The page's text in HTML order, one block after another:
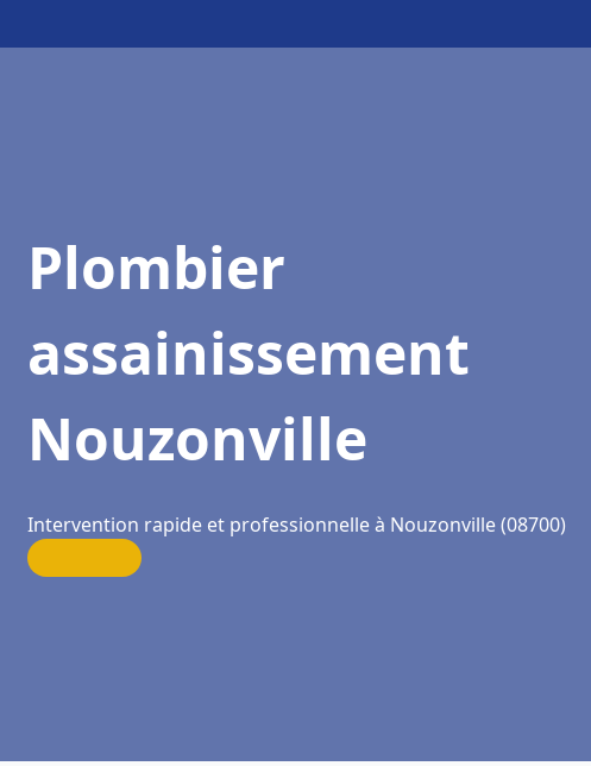
Plombier
assainissement
Nouzonville
Intervention rapide et professionnelle à Nouzonville (08700)